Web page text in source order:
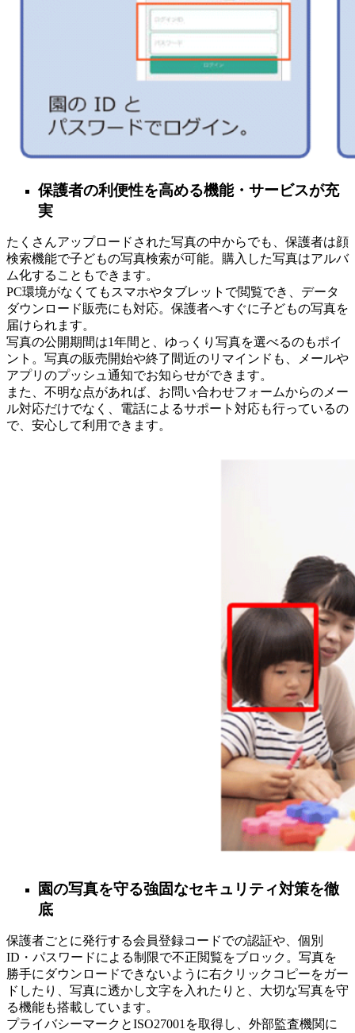
保護者の利便性を高める機能・サービスが充
実
たくさんアップロードされた写真の中からでも、保護者は顔
検索機能で子どもの写真検索が可能。購入した写真はアルバ
ム化することもできます。
PC環境がなくてもスマホやタブレットで閲覧でき、データ
ダウンロード販売にも対応。保護者へすぐに子どもの写真を
届けられます。
写真の公開期間は1年間と、ゆっくり写真を選べるのもポイ
ント。写真の販売開始や終了間近のリマインドも、メールや
アプリのプッシュ通知でお知らせができます。
また、不明な点があれば、お問い合わせフォームからのメー
ル対応だけでなく、電話によるサポート対応も行っているの
で、安心して利用できます。
園の写真を守る強固なセキュリティ対策を徹
底
保護者ごとに発行する会員登録コードでの認証や、個別
ID・パスワードによる制限で不正閲覧をブロック。写真を
勝手にダウンロードできないように右クリックコピーをガー
ドしたり、写真に透かし文字を入れたりと、大切な写真を守
る機能も搭載しています。
プライバシーマークとISO27001を取得し、外部監査機関に